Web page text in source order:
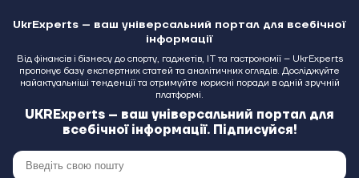
UkrExperts – ваш універсальний портал для всебічної
інформації
Від фінансів і бізнесу до спорту, гаджетів, IT та гастрономії – UkrExperts
пропонує базу експертних статей та аналітичних оглядів. Досліджуйте
найактуальніші тенденції та отримуйте корисні поради в одній зручній
платформі.
UKRExperts – ваш універсальний портал для
всебічної інформації. Підписуйся!